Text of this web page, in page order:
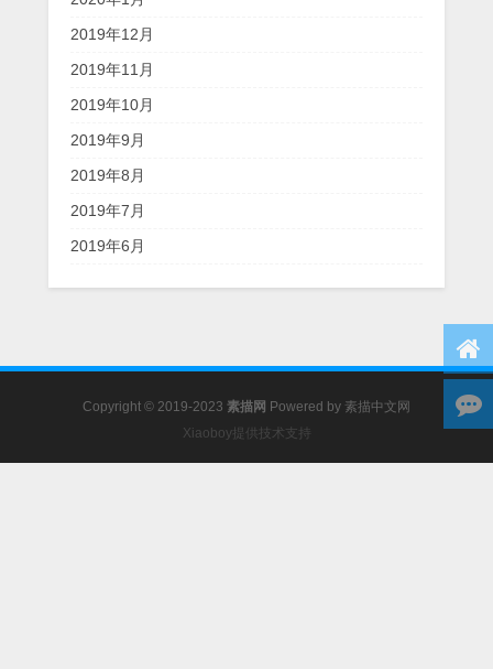
2019年12月
2019年11月
2019年10月
2019年9月
2019年8月
2019年7月
2019年6月
Copyright © 2019-2023 素描网 Powered by 素描中文网
Xiaoboy提供技术支持